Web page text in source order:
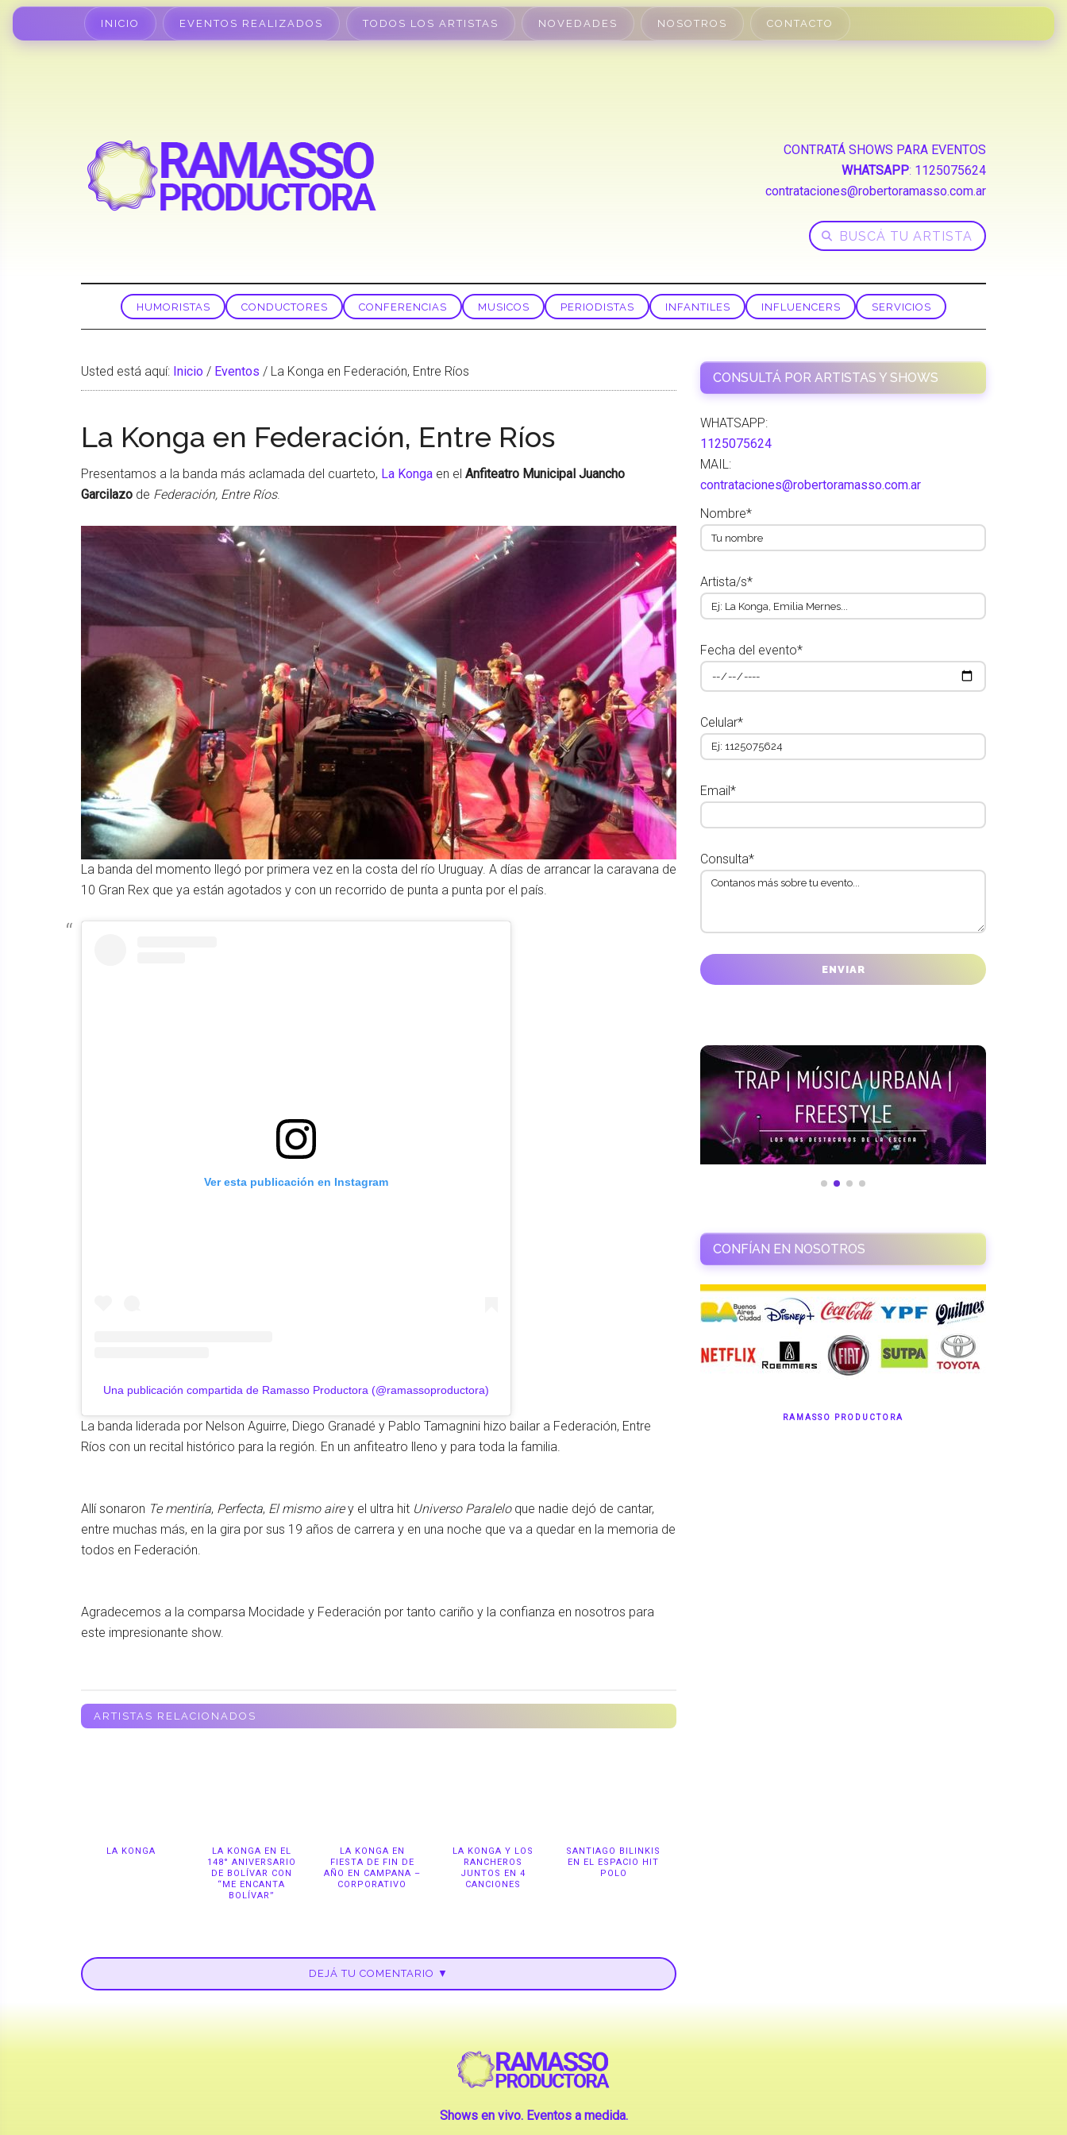
INICIO EVENTOS REALIZADOS TODOS LOS ARTISTAS NOVEDADES NOSOTROS CONTACTO
CONTRATÁ SHOWS PARA EVENTOS
WHATSAPP: 1125075624
contrataciones@robertoramasso.com.ar
HUMORISTAS CONDUCTORES CONFERENCIAS MUSICOS PERIODISTAS INFANTILES INFLUENCERS SERVICIOS
Usted está aquí: Inicio / Eventos / La Konga en Federación, Entre Ríos
La Konga en Federación, Entre Ríos
Presentamos a la banda más aclamada del cuarteto, La Konga en el Anfiteatro Municipal Juancho
Garcilazo de Federación, Entre Ríos.
La banda del momento llegó por primera vez en la costa del río Uruguay. A días de arrancar la caravana de
10 Gran Rex que ya están agotados y con un recorrido de punta a punta por el país.
Ver esta publicación en Instagram
Una publicación compartida de Ramasso Productora (@ramassoproductora)
La banda liderada por Nelson Aguirre, Diego Granadé y Pablo Tamagnini hizo bailar a Federación, Entre
Ríos con un recital histórico para la región. En un anfiteatro lleno y para toda la familia.
Allí sonaron Te mentiría, Perfecta, El mismo airey el ultra hit Universo Paraleloque nadie dejó de cantar,
entre muchas más, en la gira por sus 19 años de carrera y en una noche que va a quedar en la memoria de
todos en Federación.
Agradecemos a la comparsa Mocidade y Federación por tanto cariño y la confianza en nosotros para
este impresionante show.
ARTISTAS RELACIONADOS
LA KONGA
LA KONGA EN EL
148° ANIVERSARIO
DE BOLÍVAR CON
“ME ENCANTA
BOLÍVAR”
LA KONGA EN
FIESTA DE FIN DE
AÑO EN CAMPANA –
CORPORATIVO
LA KONGA Y LOS
RANCHEROS
JUNTOS EN 4
CANCIONES
SANTIAGO BILINKIS
EN EL ESPACIO HIT
POLO
DEJÁ TU COMENTARIO ▼
CONSULTÁ POR ARTISTAS Y SHOWS
WHATSAPP:
1125075624
MAIL:
contrataciones@robertoramasso.com.ar
Nombre*
Artista/s*
Fecha del evento*
Celular*
Email*
Consulta*
CONFÍAN EN NOSOTROS
RAMASSO PRODUCTORA
Shows en vivo. Eventos a medida.